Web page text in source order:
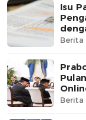
Isu
Berita
Berita